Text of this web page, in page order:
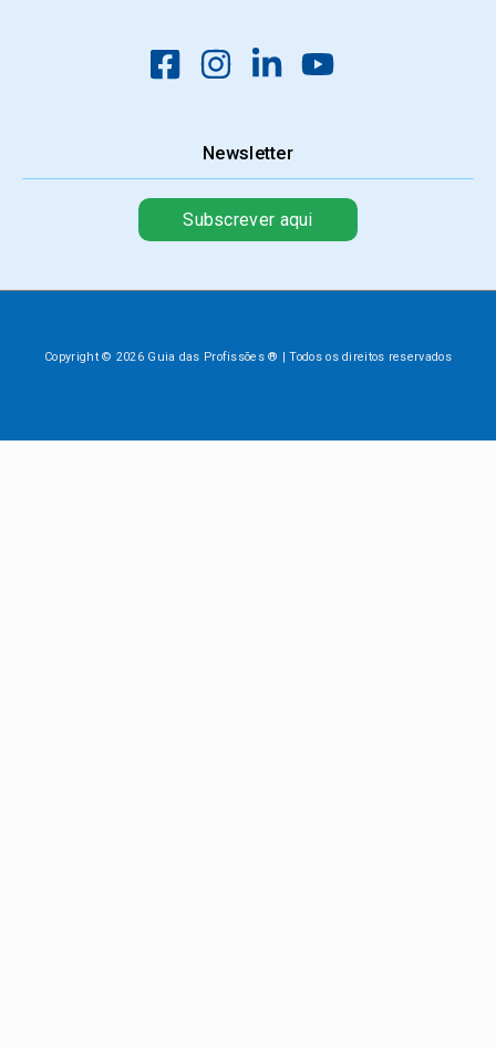
Newsletter
Subscrever aqui
Copyright © 2026 Guia das Profissões ® | Todos os direitos reservados